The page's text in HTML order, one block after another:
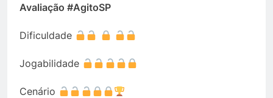
Avaliação #AgitoSP
Dificuldade
Jogabilidade
Cenário